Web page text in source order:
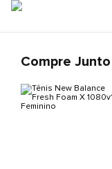
Compre Junto